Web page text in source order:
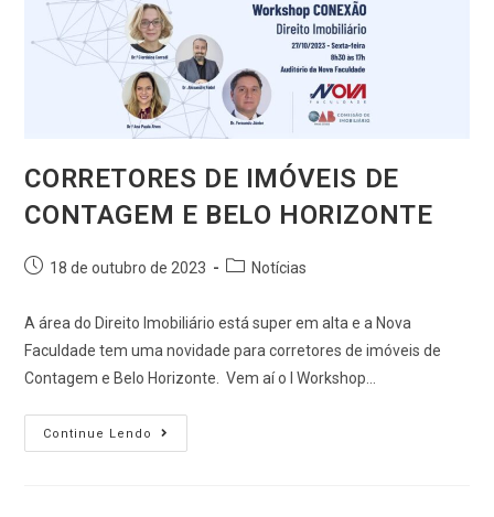
CORRETORES DE IMÓVEIS DE
CONTAGEM E BELO HORIZONTE
18 de outubro de 2023 Notícias
A área do Direito Imobiliário está super em alta e a Nova
Faculdade tem uma novidade para corretores de imóveis de
Contagem e Belo Horizonte. Vem aí o I Workshop…
Continue Lendo